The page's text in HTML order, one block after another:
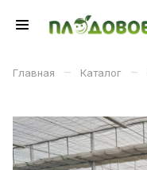
Главная – Каталог –